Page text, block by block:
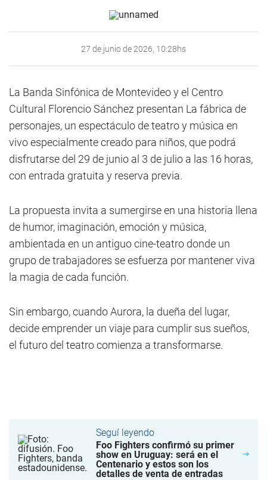
27 de junio de 2026, 10:28hs
La Banda Sinfónica de Montevideo y el Centro
Cultural Florencio Sánchez presentan La fábrica de
personajes, un espectáculo de teatro y música en
vivo especialmente creado para niños, que podrá
disfrutarse del 29 de junio al 3 de julio a las 16 horas,
con entrada gratuita y reserva previa.
La propuesta invita a sumergirse en una historia llena
de humor, imaginación, emoción y música,
ambientada en un antiguo cine-teatro donde un
grupo de trabajadores se esfuerza por mantener viva
la magia de cada función.
Sin embargo, cuando Aurora, la dueña del lugar,
decide emprender un viaje para cumplir sus sueños,
el futuro del teatro comienza a transformarse.
Seguí leyendo
Foo Fighters confirmó su primer
show en Uruguay: será en el
Centenario y estos son los
detalles de venta de entradas